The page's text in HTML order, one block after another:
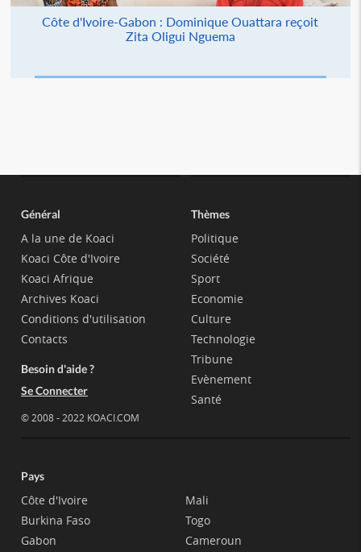
Côte d'Ivoire-Gabon : Dominique Ouattara reçoit
Zita Oligui Nguema
Général
A la une de Koaci
Koaci Côte d'Ivoire
Koaci Afrique
Archives Koaci
Conditions d'utilisation
Contacts
Besoin d'aide ?
Se Connecter
© 2008 - 2022 KOACI.COM
Thèmes
Politique
Société
Sport
Economie
Culture
Technologie
Tribune
Evènement
Santé
Pays
Côte d'Ivoire
Burkina Faso
Gabon
Mali
Togo
Cameroun